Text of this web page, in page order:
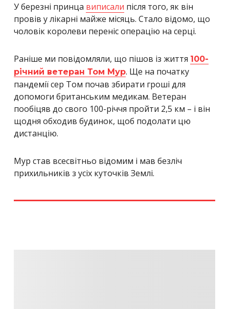
У березні принца виписали після того, як він
провів у лікарні майже місяць. Стало відомо, що
чоловік королеви переніс операцію на серці.
Раніше ми повідомляли, що пішов із життя 100-
річний ветеран Том Мур. Ще на початку
пандемії сер Том почав збирати гроші для
допомоги британським медикам. Ветеран
пообіцяв до свого 100-річчя пройти 2,5 км – і він
щодня обходив будинок, щоб подолати цю
дистанцію.
Мур став всесвітньо відомим і мав безліч
прихильників з усіх куточків Землі.